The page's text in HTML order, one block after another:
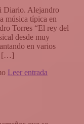
Diario. Alejandro
música típica en
Torres “El rey del
desde muy
en varios
[…]
Leer entrada